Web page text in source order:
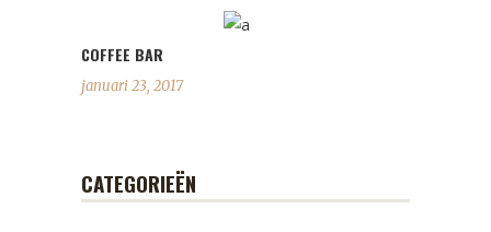
COFFEE BAR
januari 23, 2017
CATEGORIEËN